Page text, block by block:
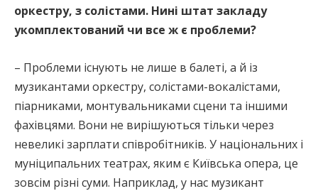
оркестру, з солістами. Нині штат закладу
укомплектований чи все ж є проблеми?
– Проблеми існують не лише в балеті, а й із
музикантами оркестру, солістами-вокалістами,
піарниками, монтувальниками сцени та іншими
фахівцями. Вони не вирішуються тільки через
невеликі зарплати співробітників. У національних і
муніципальних театрах, яким є Київська опера, це
зовсім різні суми. Наприклад, у нас музикант